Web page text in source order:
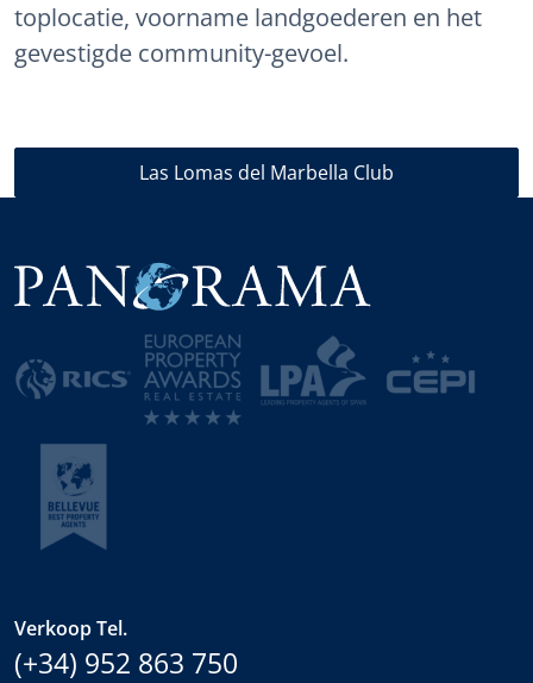
toplocatie, voorname landgoederen en het
gevestigde community-gevoel.
Las Lomas del Marbella Club
Verkoop Tel.
(+34) 952 863 750